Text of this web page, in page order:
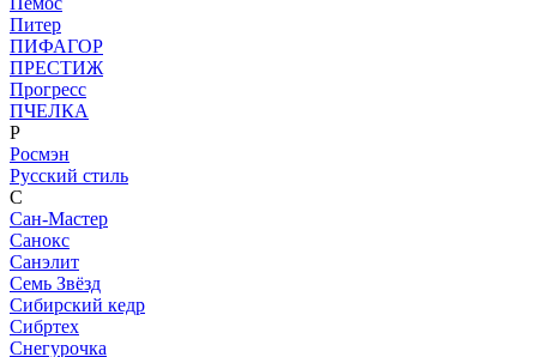
Питер
ПИФАГОР
ПРЕСТИЖ
Прогресс
ПЧЕЛКА
Р
Росмэн
Русский стиль
С
Сан-Мастер
Санокс
Санэлит
Семь Звёзд
Сибирский кедр
Сибртех
Снегурочка